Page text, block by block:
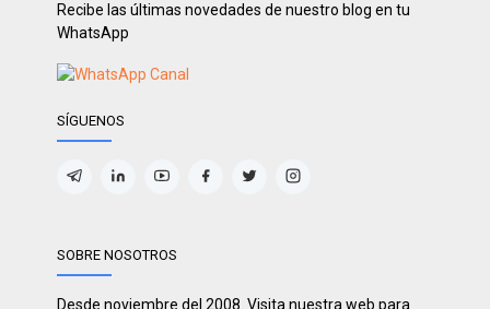
Recibe las últimas novedades de nuestro blog en tu
WhatsApp
SÍGUENOS
SOBRE NOSOTROS
Desde noviembre del 2008. Visita nuestra web para